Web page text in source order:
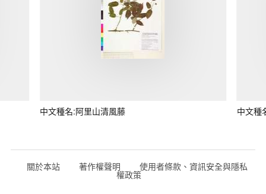
中文種名:阿里山清風藤 中文種
關於本站 著作權聲明 使用者條款、資訊安全與隱私
權政策